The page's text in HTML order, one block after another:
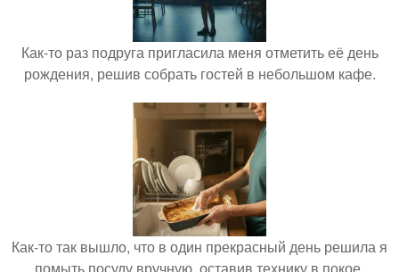
Как-то раз подруга пригласила меня отметить её день
рождения, решив собрать гостей в небольшом кафе.
Как-то так вышло, что в один прекрасный день решила я